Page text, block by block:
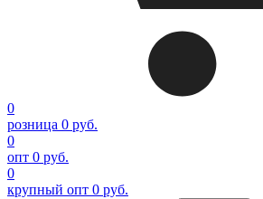
0
розница 0 руб.
0
опт 0 руб.
0
крупный опт 0 руб.